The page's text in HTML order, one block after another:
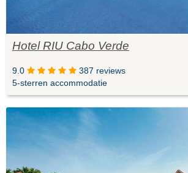
Hotel RIU Cabo Verde
9.0
387 reviews
5-sterren accommodatie